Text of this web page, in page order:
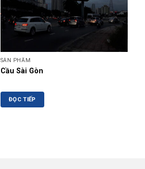
SẢN PHẨM
Cầu Sài Gòn
ĐỌC TIẾP